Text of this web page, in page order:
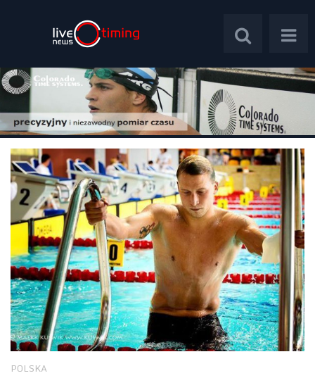
Polska
Świat
Wywiady
Plebiscyt
Psychologia
Obozy
POLSKA